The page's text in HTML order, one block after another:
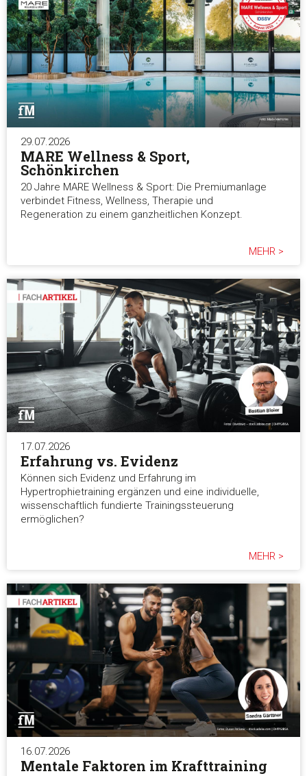
29.07.2026
MARE Wellness & Sport,
Schönkirchen
20 Jahre MARE Wellness & Sport: Die Premiumanlage
verbindet Fitness, Wellness, Therapie und
Regeneration zu einem ganzheitlichen Konzept.
MEHR >
17.07.2026
Erfahrung vs. Evidenz
Können sich Evidenz und Erfahrung im
Hypertrophietraining ergänzen und eine individuelle,
wissenschaftlich fundierte Trainingssteuerung
ermöglichen?
MEHR >
16.07.2026
Mentale Faktoren im Krafttraining